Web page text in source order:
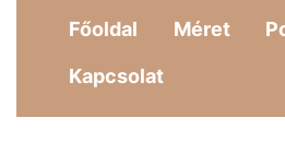
Főoldal Méret
Kapcsolat